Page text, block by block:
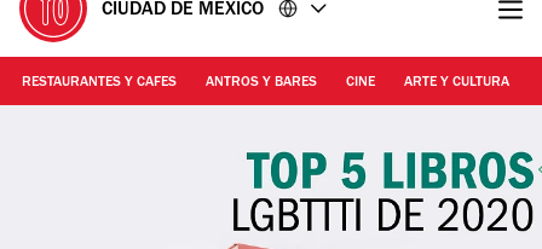
CIUDAD DE MÉXICO
RESTAURANTES Y CAFES ANTROS Y BARES CINE ARTE Y CULTURA